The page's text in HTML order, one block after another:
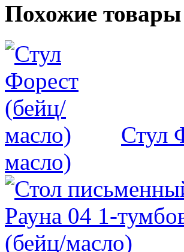
Похожие товары
Стул
масло)